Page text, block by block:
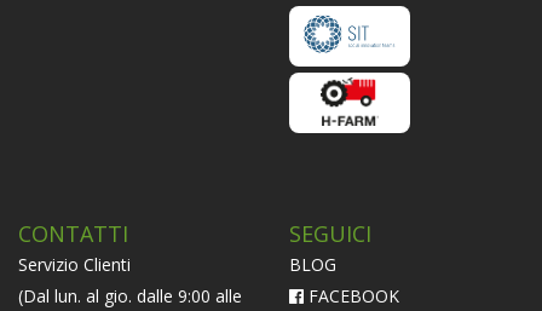
CONTATTI
Servizio Clienti
(Dal lun. al gio. dalle 9:00 alle
SEGUICI
BLOG
FACEBOOK